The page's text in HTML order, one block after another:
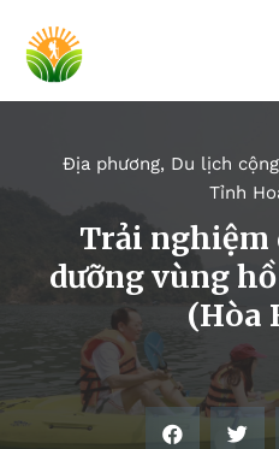
Địa phương, Du lịch
Tỉnh
Trải
dưỡng vùng
(Hòa